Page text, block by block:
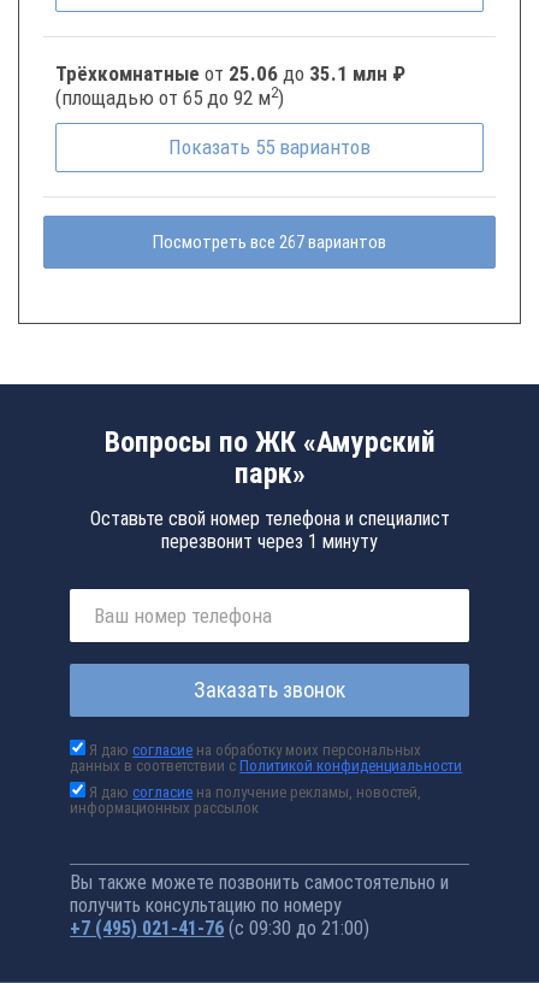
Трёхкомнатные от 25.06 до 35.1 млн ₽
(площадью от 65 до 92 м2)
Показать 55 вариантов
Посмотреть все 267 вариантов
Вопросы по ЖК «Амурский
парк»
Оставьте свой номер телефона и специалист
перезвонит через 1 минуту
Заказать звонок
Я даюсогласие на обработку моих персональных
данных в соответствии сПолитикой конфиденциальности
Я даюсогласие на получение рекламы, новостей,
информационных рассылок
Вы также можете позвонить самостоятельно и
получить консультацию по номеру
+7 (495) 021-41-76 (с 09:30 до 21:00)